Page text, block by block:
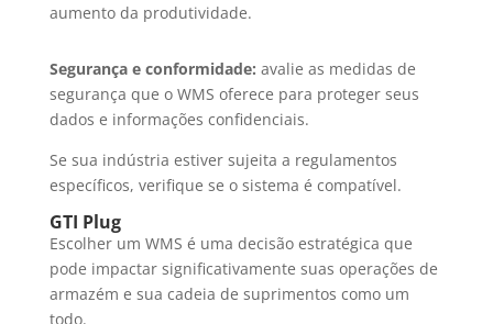
aumento da produtividade.
Segurança e conformidade: avalie as medidas de
segurança que o WMS oferece para proteger seus
dados e informações confidenciais.
Se sua indústria estiver sujeita a regulamentos
específicos, verifique se o sistema é compatível.
GTI Plug
Escolher um WMS é uma decisão estratégica que
pode impactar significativamente suas operações de
armazém e sua cadeia de suprimentos como um
todo.